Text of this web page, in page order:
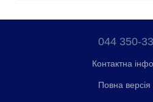
044 350-
Контактна
Повна версія